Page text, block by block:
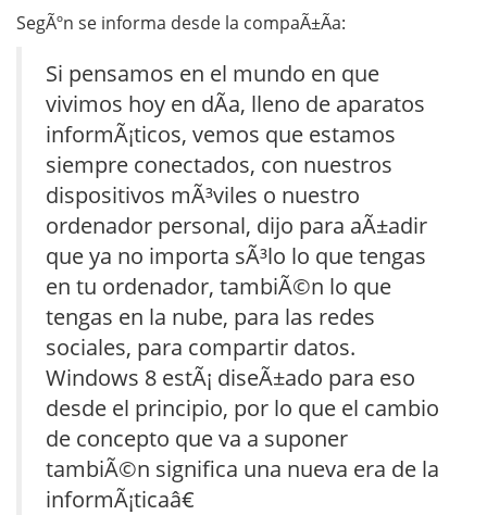
SegÃºn se informa desde la compaÃ±Ã­a:
Si pensamos en el mundo en que
vivimos hoy en dÃ­a, lleno de aparatos
informÃ¡ticos, vemos que estamos
siempre conectados, con nuestros
dispositivos mÃ³viles o nuestro
ordenador personal, dijo para aÃ±adir
que ya no importa sÃ³lo lo que tengas
en tu ordenador, tambiÃ©n lo que
tengas en la nube, para las redes
sociales, para compartir datos.
Windows 8 estÃ¡ diseÃ±ado para eso
desde el principio, por lo que el cambio
de concepto que va a suponer
tambiÃ©n significa una nueva era de la
informÃ¡ticaâ€